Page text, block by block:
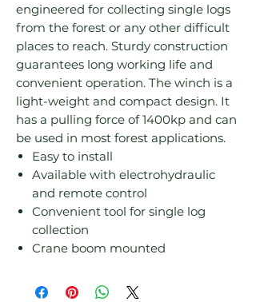
engineered for collecting single logs
from the forest or any other difficult
places to reach. Sturdy construction
guarantees long working life and
convenient operation. The winch is a
light-weight and compact design. It
has a pulling force of 1400kp and can
Easy to install
Available with electrohydraulic
and remote control
Convenient tool for single log
collection
Crane boom mounted